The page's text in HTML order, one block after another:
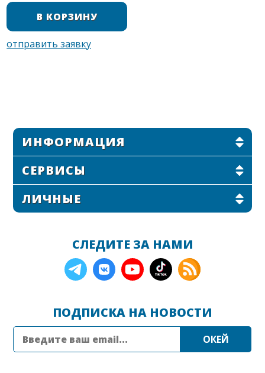
ИНФОРМАЦИЯ
СЕРВИСЫ
ЛИЧНЫЕ
СЛЕДИТЕ ЗА НАМИ
ПОДПИСКА НА НОВОСТИ